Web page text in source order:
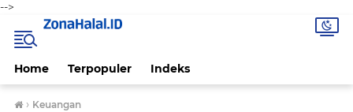
-->
Home Terpopuler Indeks
› Keuangan